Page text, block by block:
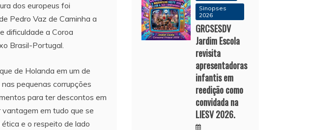
dos europeus foi
Pedro Vaz de Caminha a
dificuldade a Coroa
Brasil-Portugal.
de Holanda em um de
pequenas corrupções
para ter descontos em
vantagem em tudo que se
e o respeito de lado
Sinopses
2026
GRCSESDV
Jardim Escola
revisita
apresentadoras
infantis em
reedição como
convidada na
LIESV 2026.